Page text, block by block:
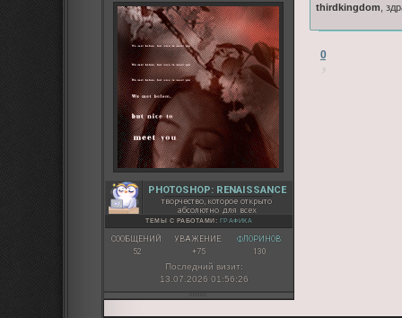
PHOTOSHOP: RENAISSANCE
творчество, которое открыто
абсолютно для всех
ТЕМЫ С РАБОТАМИ: ГРАФИКА
СООБЩЕНИЙ:
52
УВАЖЕНИЕ:
+75
ФЛОРИНОВ:
130
Последний визит:
13.07.2026 01:56:26
thirdkingdom ,
0